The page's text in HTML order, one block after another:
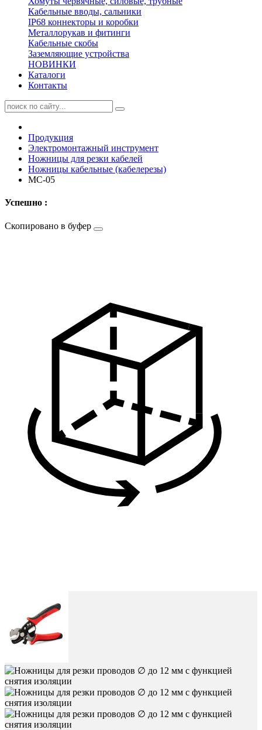
Кабельные вводы, сальники
IP68 коннекторы и коробки
Металлорукав и фитинги
Кабельные скобы
Заземляющие устройства
НОВИНКИ
Каталоги
Контакты
Продукция
Электромонтажный инструмент
Ножницы для резки кабелей
Ножницы кабельные (кабелерезы)
MC-05
Успешно :
Скопировано в буфер